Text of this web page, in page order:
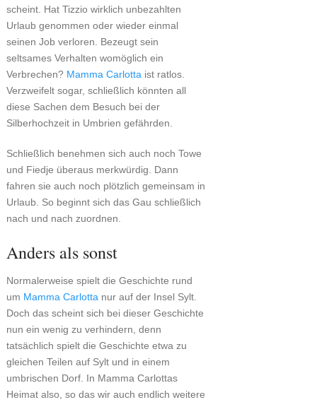
scheint. Hat Tizzio wirklich unbezahlten
Urlaub genommen oder wieder einmal
seinen Job verloren. Bezeugt sein
seltsames Verhalten womöglich ein
Verbrechen? Mamma Carlotta ist ratlos.
Verzweifelt sogar, schließlich könnten all
diese Sachen dem Besuch bei der
Silberhochzeit in Umbrien gefährden.
Schließlich benehmen sich auch noch Towe
und Fiedje überaus merkwürdig. Dann
fahren sie auch noch plötzlich gemeinsam in
Urlaub. So beginnt sich das Gau schließlich
nach und nach zuordnen.
Anders als sonst
Normalerweise spielt die Geschichte rund
um Mamma Carlotta nur auf der Insel Sylt.
Doch das scheint sich bei dieser Geschichte
nun ein wenig zu verhindern, denn
tatsächlich spielt die Geschichte etwa zu
gleichen Teilen auf Sylt und in einem
umbrischen Dorf. In Mamma Carlottas
Heimat also, so das wir auch endlich weitere